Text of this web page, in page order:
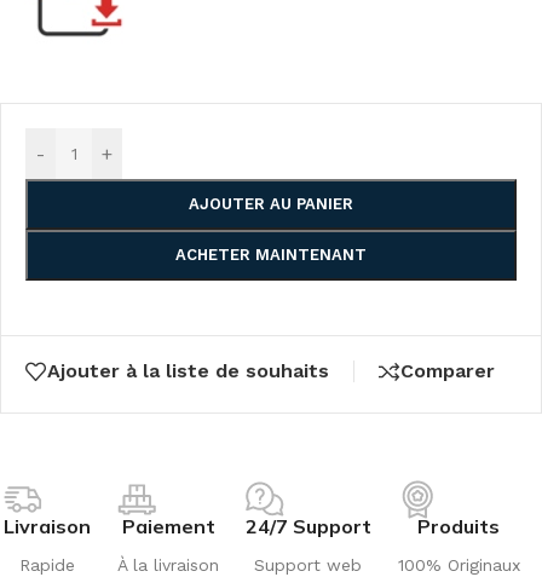
- +
AJOUTER AU PANIER
ACHETER MAINTENANT
Ajouter à la liste de souhaits Comparer
Livraison
Rapide
Paiement
À la livraison
24/7 Support
Support web
Produits
100% Originaux